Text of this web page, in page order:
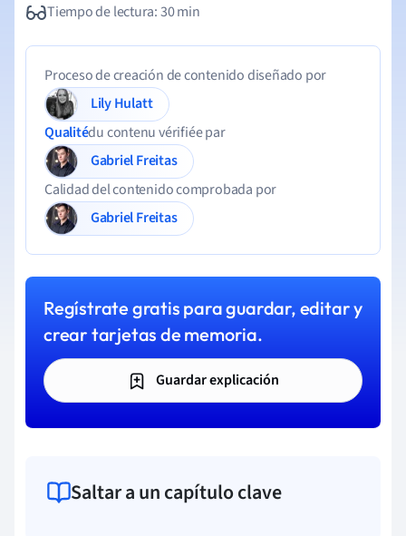
Tiempo de lectura: 30 min
Proceso de creación de contenido diseñado por
Lily Hulatt
Qualitédu contenu vérifiée par
Gabriel Freitas
Calidad del contenido comprobada por
Gabriel Freitas
Regístrate gratis para guardar, editar y
crear tarjetas de memoria.
Guardar explicación
Saltar a un capítulo clave